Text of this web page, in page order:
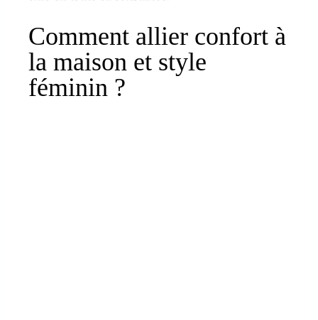
Comment allier confort à
la maison et style
féminin ?